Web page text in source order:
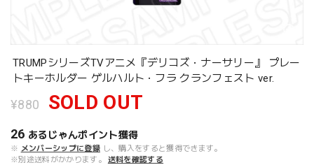
TRUMPシリーズTVアニメ『デリコズ・ナーサリー』 プレー
トキーホルダー ゲルハルト・フラ クランフェスト ver.
¥880 SOLD OUT
26 あるじゃんポイント獲得
※ メンバーシップに登録 し、購入をすると獲得できます。
※別途送料がかかります。
送料を確認する